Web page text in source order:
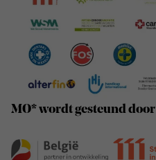
MO* wordt gesteund door